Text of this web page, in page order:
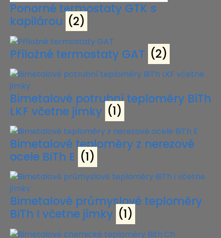
Ponorné termostaty GTK s
kapilárou (2)
Příložné termostaty GAT (2)
Bimetalové potrubní teploměry BiTh
LKF včetne jímky (1)
Bimetalové teploměry z nerezové
ocele BiTh E (1)
Bimetalové průmyslové teploměry
BiTh I včetne jímky (1)